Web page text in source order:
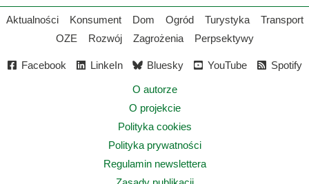
Aktualności Konsument Dom Ogród Turystyka
Transport
OZE
Rozwój Zagrożenia Perpsektywy
Facebook LinkeIn Bluesky YouTube Spotify
O autorze
O projekcie
Polityka cookies
Polityka prywatności
Regulamin newslettera